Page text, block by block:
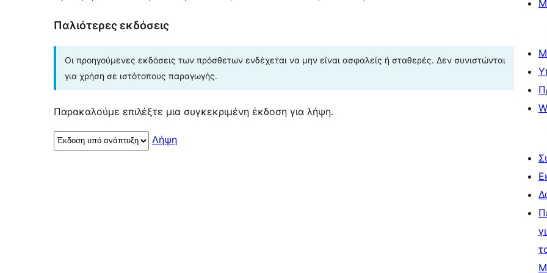
Παλιότερες εκδόσεις
Οι προηγούμενες εκδόσεις των πρόσθετων ενδέχεται να μην είναι ασφαλείς ή σταθερές. Δεν συνιστώνται
για χρήση σε ιστότοπους παραγωγής.
Παρακαλούμε επιλέξτε μια συγκεκριμένη έκδοση για λήψη.
Λήψη